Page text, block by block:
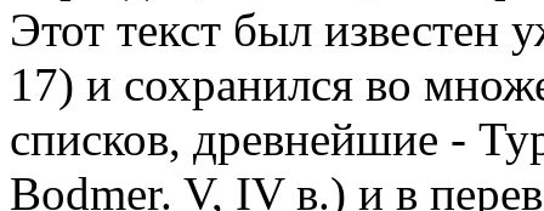
Этот текст был известен
17) и сохранился во
списков, древнейшие -
Bodmer. V, IV в.) и в